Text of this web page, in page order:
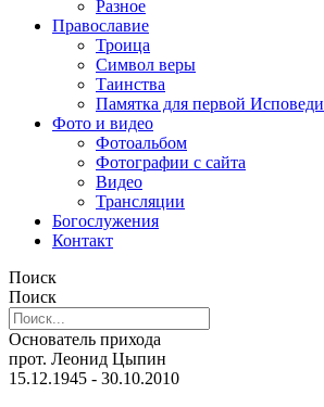
Разное
Православие
Троица
Символ веры
Таинства
Памятка для первой Исповеди
Фото и видео
Фотоальбом
Фотографии с сайта
Видео
Трансляции
Богослужения
Контакт
Поиск
Поиск
Основатель прихода
прот. Леонид Цыпин
15.12.1945 - 30.10.2010